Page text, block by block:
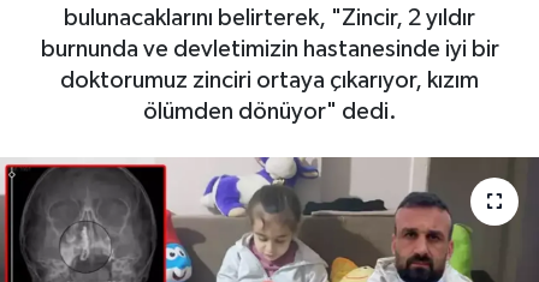
bulunacaklarını belirterek, "Zincir, 2 yıldır
burnunda ve devletimizin hastanesinde iyi bir
doktorumuz zinciri ortaya çıkarıyor, kızım
ölümden dönüyor" dedi.